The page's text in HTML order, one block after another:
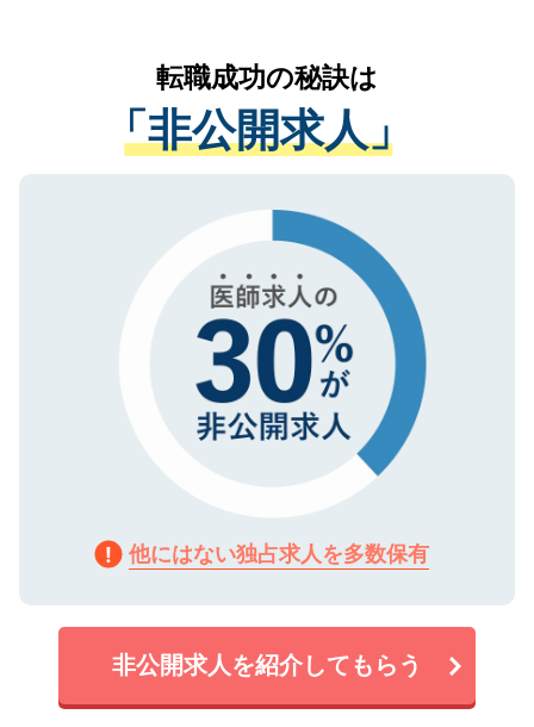
は、個人情報の取り扱いについての厳密な
管理基準を満たした事業者のみに付与され
る、プライバシーマークを取得済みです。
で、機密保持に関してもご安心ください。
かがいして、現在の医療機関の状況や紹介
経験をまじえながら、適切なアドバイスを
させていただきます。すぐにご転職をされ
ない方には、長期的なサポートが可能です
ので、まずはご登録ください。
転職成功の秘訣は
「非公開求人」
他にはない独占求人を多数保有
非公開求人を紹介してもらう